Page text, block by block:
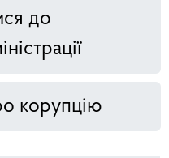
до
корупцію